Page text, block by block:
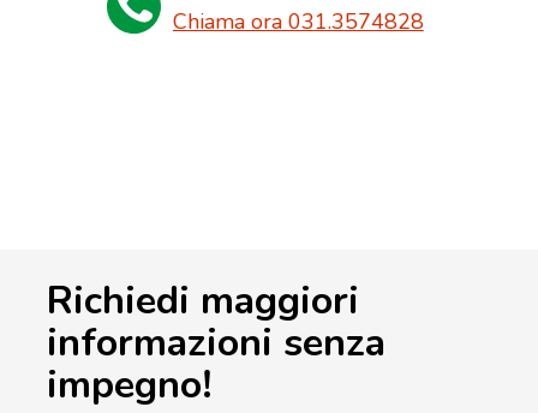
Chiama ora 031.3574828
Richiedi maggiori
informazioni senza
impegno!